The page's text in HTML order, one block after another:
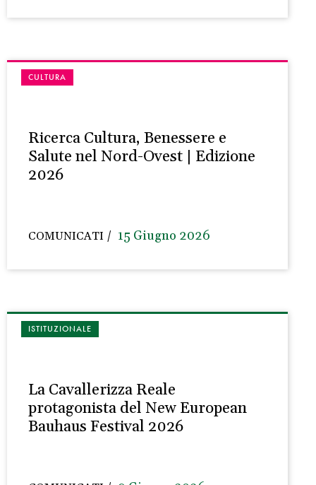
CULTURA
Ricerca Cultura, Benessere e
Salute nel Nord-Ovest | Edizione
2026
COMUNICATI 15 Giugno 2026
ISTITUZIONALE
La Cavallerizza Reale
protagonista del New European
Bauhaus Festival 2026